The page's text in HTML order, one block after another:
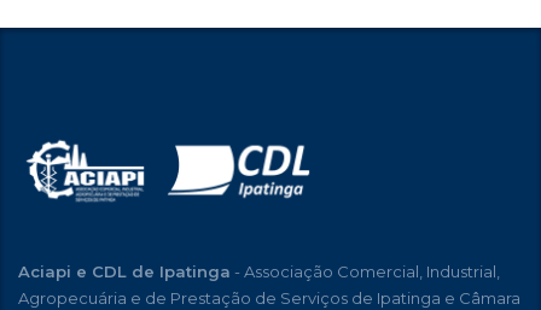
Aciapi e CDL de Ipatinga - Associação Comercial, Industrial,
Agropecuária e de Prestação de Serviços de Ipatinga e Câmara